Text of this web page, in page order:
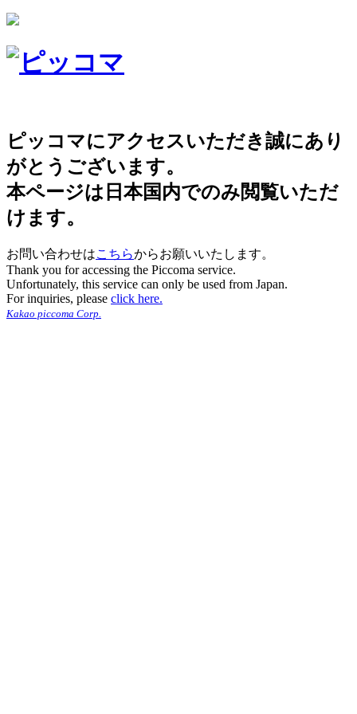
ピッコマにアクセスいただき誠にあり
がとうございます。
本ページは日本国内でのみ閲覧いただ
けます。
お問い合わせはこちらからお願いいたします。
Thank you for accessing the Piccoma service.
Unfortunately, this service can only be used from Japan.
For inquiries, please click here.
Kakao piccoma Corp.